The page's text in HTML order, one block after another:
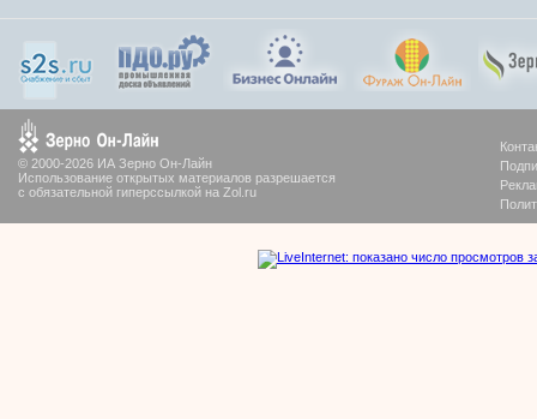
© 2000-2026 ИА Зерно Он-Лайн
Использование открытых материалов разрешается
с обязательной гиперссылкой на Zol.ru